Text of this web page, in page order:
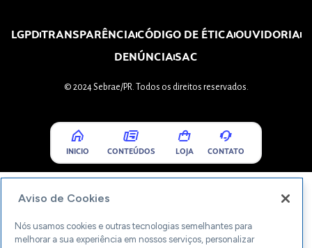
LGPDTRANSPARÊNCIACÓDIGO DE ÉTICAOUVIDORIA
DENÚNCIASAC
© 2024 Sebrae/PR. Todos os direitos reservados.
INICIO CONTEÚDOS LOJA CONTATO
Aviso de Cookies
Nós usamos cookies e outras tecnologias semelhantes para
melhorar a sua experiência em nossos serviços, personalizar